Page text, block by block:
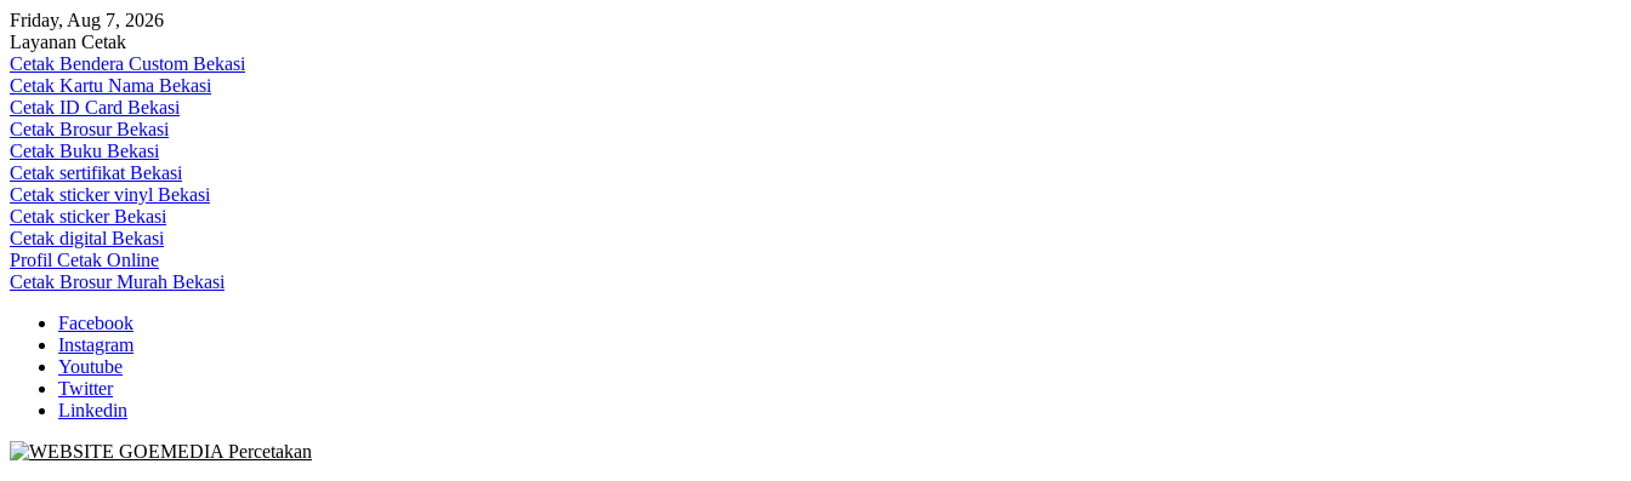
Skip
to
content
Friday, Aug 7, 2026
Layanan Cetak
Cetak Bendera Custom Bekasi
Cetak Kartu Nama Bekasi
Cetak ID Card Bekasi
Cetak Brosur Bekasi
Cetak Buku Bekasi
Cetak sertifikat Bekasi
Cetak sticker vinyl Bekasi
Cetak sticker Bekasi
Cetak digital Bekasi
Profil Cetak Online
Cetak Brosur Murah Bekasi
Facebook
Instagram
Youtube
Twitter
Linkedin